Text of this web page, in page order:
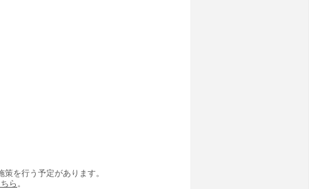
を行う予定があります。
ら 。